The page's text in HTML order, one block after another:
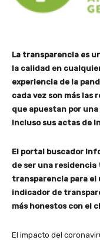
La transparencia es
la calidad en
experiencia de la
cada vez son más las
que apuestan por
incluso sus actas de
El portal buscador
de ser una
transparencia para el
indicador de
más honestos con el
El impacto del